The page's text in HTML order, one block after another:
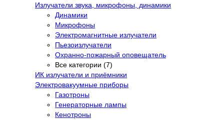
Излучатели звука, микрофоны, динамики
Динамики
Микрофоны
Электромагнитные излучатели
Пьезоизлучатели
Охранно-пожарный оповещатель
Все категории (7)
ИК излучатели и приёмники
Электровакуумные приборы
Газотроны
Генераторные лампы
Кенотроны